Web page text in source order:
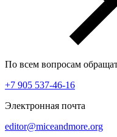
По всем вопросам
+7 905 537-46-16
Электронная почта
editor@miceandmore.org